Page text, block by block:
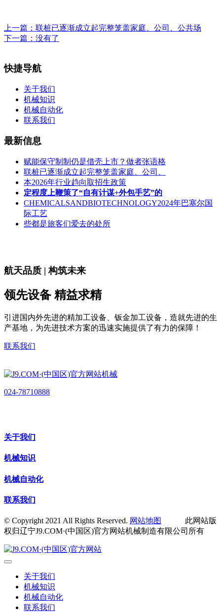
上一篇： 联桩已逐渐成立起完整笼盖家庭、公司、公共场
下一篇：没有了
快捷导航
关于我们
机械知识
机械自动化
联系我们
最新信息
赋能保守制制仍是借壳上市？做者张语格
联桩已逐渐成立起完整笼盖家庭、公司、
本2026年行业趋向取招生政策
定程度上鞭策了“自有计谋+外包手艺”的
CHEMICALSANDBIOTECHNOLOGY2024年巴塞尔国
际工艺
些都是旅客们爱去的处所
航天品质 | 构筑未来
领先设备 精益求精
引进国内外先进的精加工设备、钣金加工设备，造就先进的生
产基地，为先进技术方案的迅速实施提供了有力的保障！
联系我们
024-78710888
关于我们
机械知识
机械自动化
联系我们
© Copyright 2021 All Rights Reserved. 网站地图
此网站版
权归辽宁J9.COM·(中国区)官方网站机械制造有限公司所有
关于我们
机械知识
机械自动化
联系我们